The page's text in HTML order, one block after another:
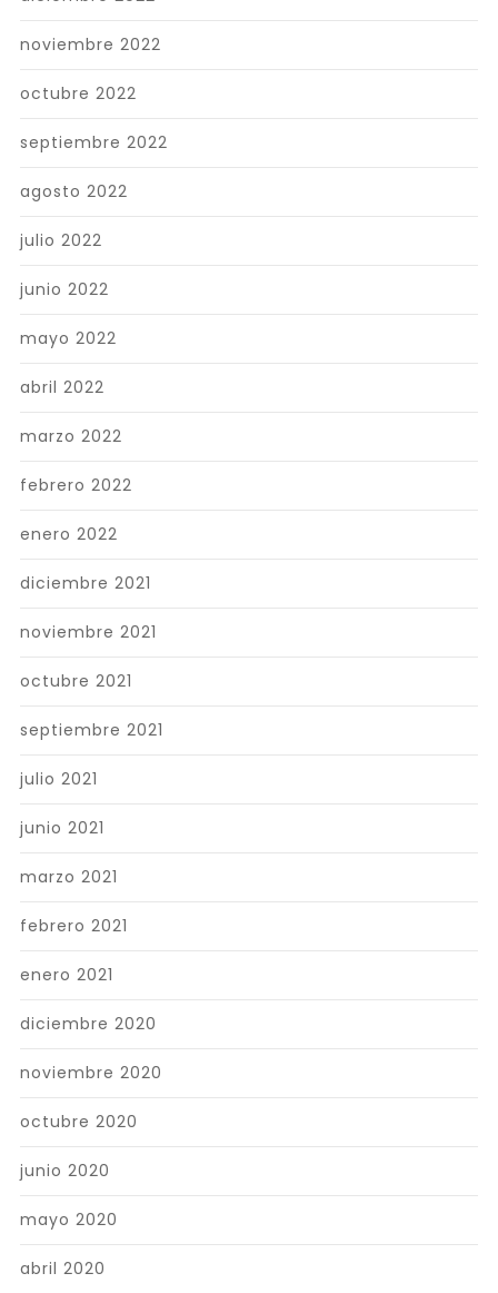
noviembre 2022
octubre 2022
septiembre 2022
agosto 2022
julio 2022
junio 2022
mayo 2022
abril 2022
marzo 2022
febrero 2022
enero 2022
diciembre 2021
noviembre 2021
octubre 2021
septiembre 2021
julio 2021
junio 2021
marzo 2021
febrero 2021
enero 2021
diciembre 2020
noviembre 2020
octubre 2020
junio 2020
mayo 2020
abril 2020